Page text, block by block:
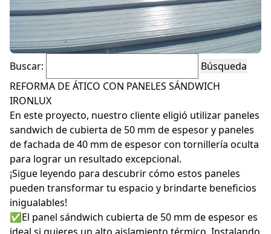
Accesorios
Blog
Proyectos
Instalaciones
Buscar:
REFORMA DE ÁTICO CON PANELES SÁNDWICH
IRONLUX
En este proyecto, nuestro cliente eligió utilizar paneles
sandwich de cubierta de 50 mm de espesor y paneles
de fachada de 40 mm de espesor con tornillería oculta
para lograr un resultado excepcional.
¡Sigue leyendo para descubrir cómo estos paneles
pueden transformar tu espacio y brindarte beneficios
inigualables!
✅El panel sándwich cubierta de 50 mm de espesor es